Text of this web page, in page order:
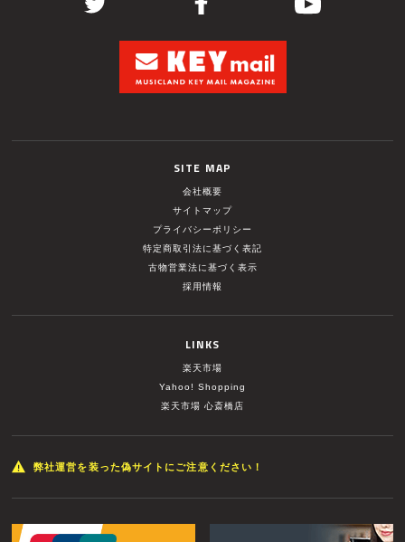
SITE MAP
会社概要
サイトマップ
プライバシーポリシー
特定商取引法に基づく表記
古物営業法に基づく表示
採用情報
LINKS
楽天市場
Yahoo! Shopping
楽天市場 心斎橋店
弊社運営を装った偽サイトにご注意ください！